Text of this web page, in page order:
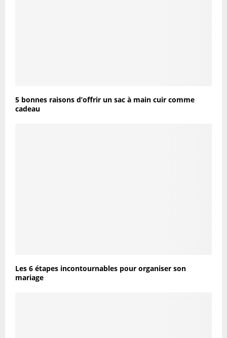
5 bonnes raisons d’offrir un sac à main cuir comme
cadeau
Les 6 étapes incontournables pour organiser son
mariage